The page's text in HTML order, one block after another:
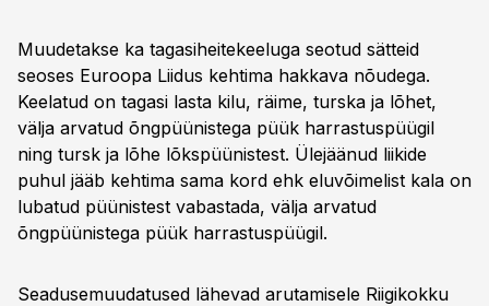
Muudetakse ka tagasiheitekeeluga seotud sätteid
seoses Euroopa Liidus kehtima hakkava nõudega.
Keelatud on tagasi lasta kilu, räime, turska ja lõhet,
välja arvatud õngpüünistega püük harrastuspüügil
ning tursk ja lõhe lõkspüünistest. Ülejäänud liikide
puhul jääb kehtima sama kord ehk eluvõimelist kala on
lubatud püünistest vabastada, välja arvatud
õngpüünistega püük harrastuspüügil.
Seadusemuudatused lähevad arutamisele Riigikokku